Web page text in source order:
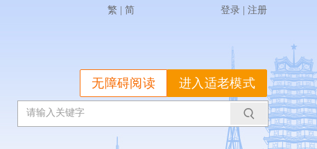
繁 简 登录 注册
进入适老模式
无障碍阅读